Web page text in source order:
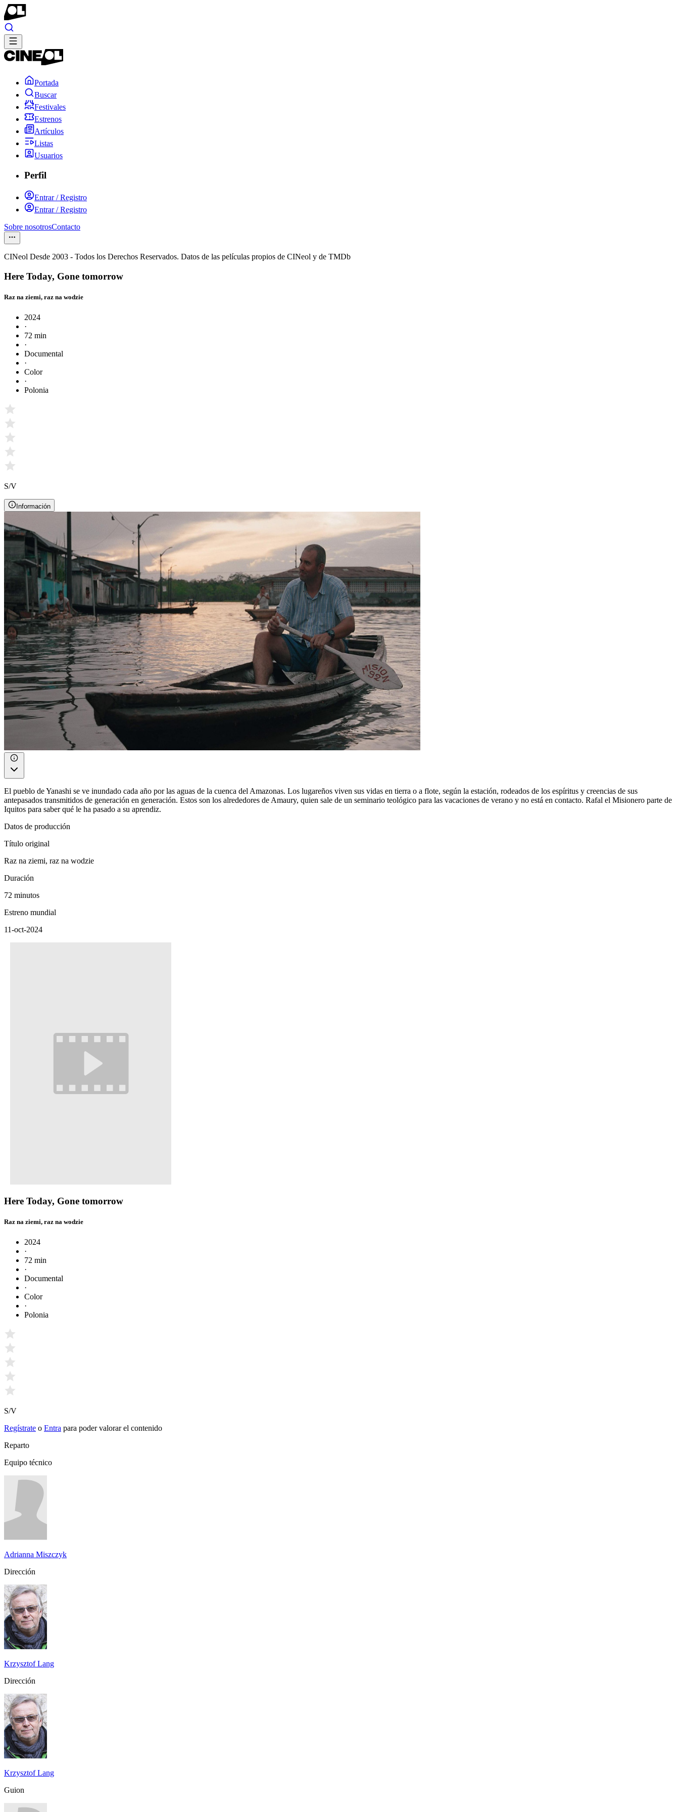
Portada
Buscar
Festivales
Estrenos
Artículos
Listas
Usuarios
Perfil
Entrar / Registro
Entrar / Registro
Sobre nosotrosContacto
CINeol Desde 2003 - Todos los Derechos Reservados. Datos de las películas propios de CINeol y de TMDb
Here Today, Gone tomorrow
Raz na ziemi, raz na wodzie
2024
·
72 min
·
Documental
·
Color
·
Polonia
S/V
Información
El pueblo de Yanashi se ve inundado cada año por las aguas de la cuenca del Amazonas. Los lugareños viven sus vidas en tierra o a flote, según la estación, rodeados de los espíritus y creencias de sus
antepasados ​​transmitidos de generación en generación. Estos son los alrededores de Amaury, quien sale de un seminario teológico para las vacaciones de verano y no está en contacto. Rafal el Misionero parte de
Iquitos para saber qué le ha pasado a su aprendiz.
Datos de producción
Título original
Raz na ziemi, raz na wodzie
Duración
72 minutos
Estreno mundial
11-oct-2024
Here Today, Gone tomorrow
Raz na ziemi, raz na wodzie
2024
·
72 min
·
Documental
·
Color
·
Polonia
S/V
Regístrate o Entra para poder valorar el contenido
Reparto
Equipo técnico
Adrianna Miszczyk
Dirección
Krzysztof Lang
Dirección
Krzysztof Lang
Guion